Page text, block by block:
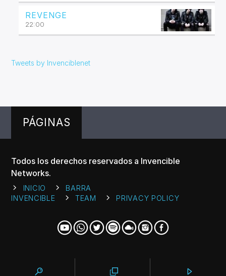
REVENGE
22:00
Tweets by Invenciblenet
PÁGINAS
Todos los derechos reservados a Invencible
Networks.
INICIO
BARRA
INVENCIBLE
TEAM PRIVACY POLICY